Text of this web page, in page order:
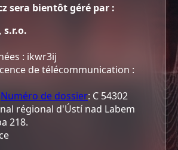
sera bientôt géré par :
s.r.o.
: ikwr3ij
de télécommunication :
Numéro de dossier: C 54302
régional d'Ústí nad Labem
218.